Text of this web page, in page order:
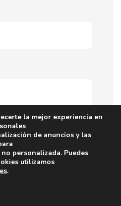
sobre protección
y aceptarse:
la mejor experiencia en
de anuncios y las
personalizada. Puedes
utilizamos
.